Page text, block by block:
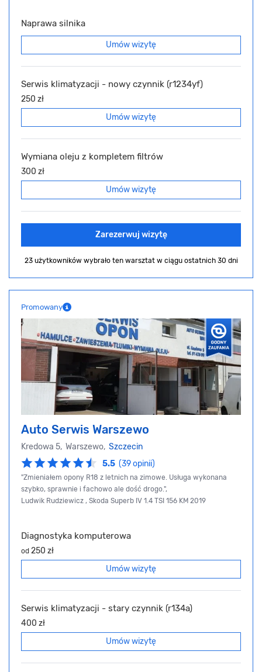
Naprawa silnika
Umów wizytę
Serwis klimatyzacji - nowy czynnik (r1234yf)
250 zł
Umów wizytę
Wymiana oleju z kompletem filtrów
300 zł
Umów wizytę
Zarezerwuj wizytę
23 użytkowników wybrało ten warsztat w ciągu ostatnich 30 dni
Promowany
Auto Serwis Warszewo
Kredowa 5, Warszewo, Szczecin
5.5 (39 opinii)
"Zmieniałem opony R18 z letnich na zimowe. Usługa wykonana
szybko, sprawnie i fachowo ale dość drogo.",
Ludwik Rudziewicz , Skoda Superb IV 1.4 TSI 156 KM 2019
Diagnostyka komputerowa
od 250 zł
Umów wizytę
Serwis klimatyzacji - stary czynnik (r134a)
400 zł
Umów wizytę